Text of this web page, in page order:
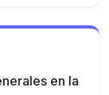
en la